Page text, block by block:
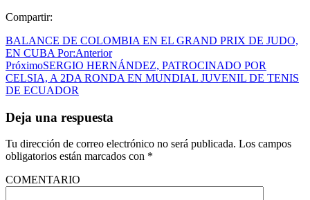
Compartir:
BALANCE DE COLOMBIA EN EL GRAND PRIX DE JUDO,
EN CUBA Por:Anterior
PróximoSERGIO HERNÁNDEZ, PATROCINADO POR
CELSIA, A 2DA RONDA EN MUNDIAL JUVENIL DE TENIS
DE ECUADOR
Deja una respuesta
Tu dirección de correo electrónico no será publicada. Los campos
obligatorios están marcados con *
COMENTARIO